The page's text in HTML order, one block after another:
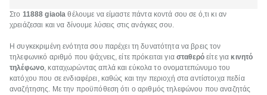
Στο 11888 giaola θέλουμε να είμαστε πάντα κοντά σου σε ό,τι κι αν
χρειάζεσαι και να δίνουμε λύσεις στις ανάγκες σου.
Η συγκεκριμένη ενότητα σου παρέχει τη δυνατότητα να βρεις τον
τηλεφωνικό αριθμό που ψάχνεις, είτε πρόκειται γιασταθερό είτε για κινητό
τηλέφωνο, καταχωρώντας απλά και εύκολα το ονοματεπώνυμο του
κατόχου που σε ενδιαφέρει, καθώς και την περιοχή στα αντίστοιχα πεδία
αναζήτησης. Με την προϋπόθεση ότι ο αριθμός τηλεφώνου που αναζητάς